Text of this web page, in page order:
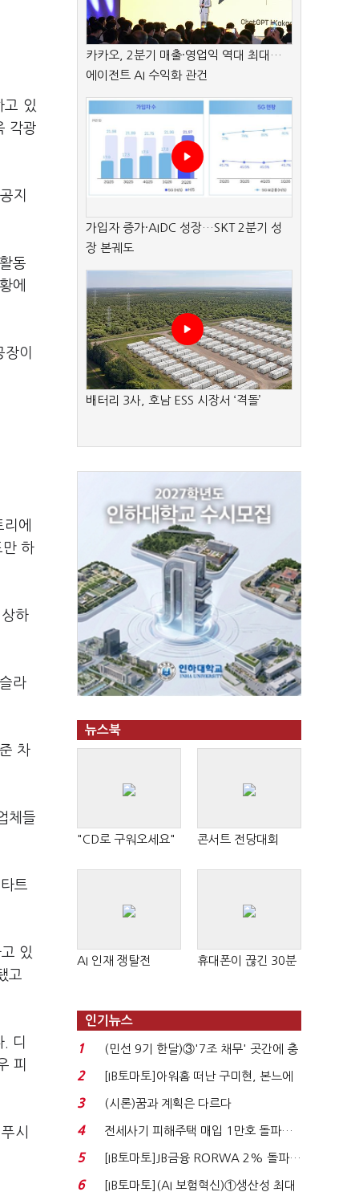
고 있
각광
지
동
에
이
에
만 하
하
라
차
체들
트
있
고
디
피
시
카카오, 2분기 매출·영업익 역대 최대…
에이전트 AI 수익화 관건
가입자 증가·AIDC 성장…SKT 2분기 성
장 본궤도
배터리 3사, 호남 ESS 시장서 ‘격돌’
뉴스북
"CD로 구워오세요" 콘서트 전당대회
AI 인재 쟁탈전 휴대폰이 끊긴 30분
인기뉴스
1
(민선 9기 한달)③'7조 채무' 곳간에 충
격…추미애, 20년...
2
[IB토마토]아워홈 떠난 구미현, 본느에
340억 베팅…가...
3 (시론)꿈과 계획은 다르다
4
전세사기 피해주택 매입 1만호 돌파…
누적 피해자 4만2...
5
[IB토마토]JB금융 RORWA 2% 돌파…
실적 견인은 은행 ...
6
[IB토마토](AI 보험혁신)①생산성 최대